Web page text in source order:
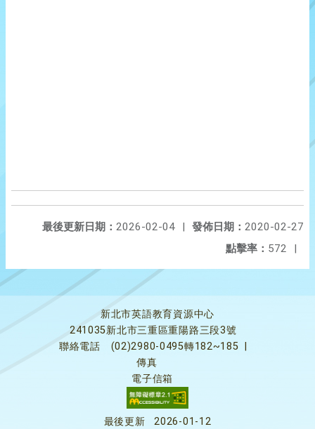
發佈日期： 2020-02-27
最後更新日期： 2026-02-04
|
點擊率： 572 |
新北市英語教育資源中心
241035新北市三重區重陽路三段3號
聯絡電話
(02)2980-0495轉182~185
傳真
電子信箱
最後更新 2026-01-12